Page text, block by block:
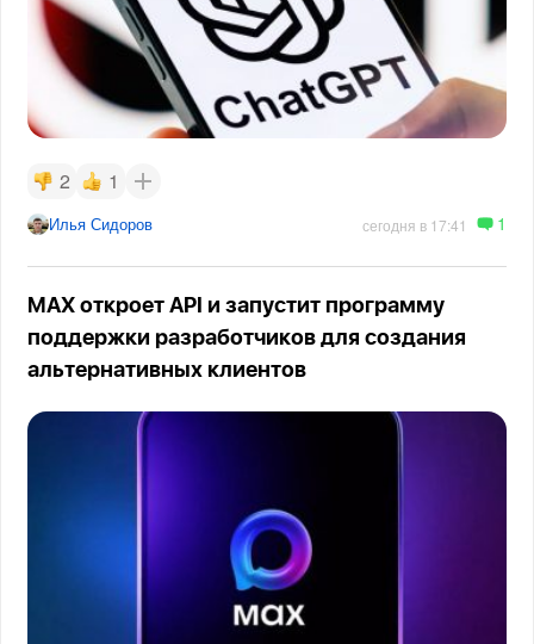
2 1
Илья Сидоров сегодня в 17:41 1
MAX откроет API и запустит программу
поддержки разработчиков для создания
альтернативных клиентов